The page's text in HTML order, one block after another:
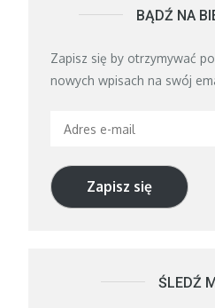
BĄDŹ NA
Zapisz się by otrzymywać
nowych wpisach na swój
Adres
mail
Zapisz się
ŚLEDŹ